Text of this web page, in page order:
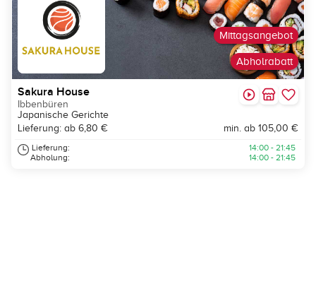
Abholrabatt
Mittagsangebot
Sakura House
Ibbenbüren
Japanische Gerichte
Lieferung: ab 6,80 €
min. ab 105,00 €
Lieferung:
Abholung:
14:00 - 21:45
14:00 - 21:45